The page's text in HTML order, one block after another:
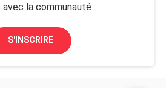
la communauté
S'INSCRIRE